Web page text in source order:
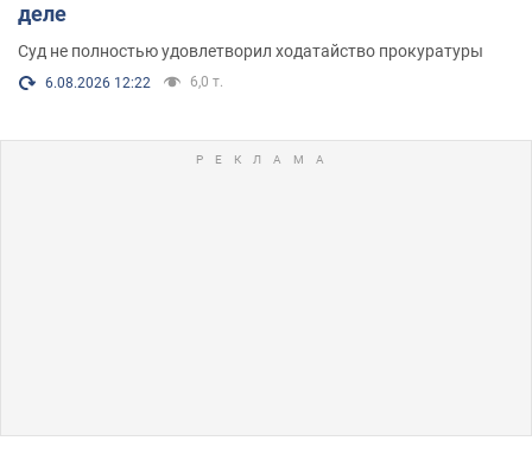
деле
Суд не полностью удовлетворил ходатайство прокуратуры
6.08.2026 12:22 6,0 т.